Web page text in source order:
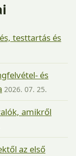
testtartás és
és
2026. 07. 25.
amikről
az első